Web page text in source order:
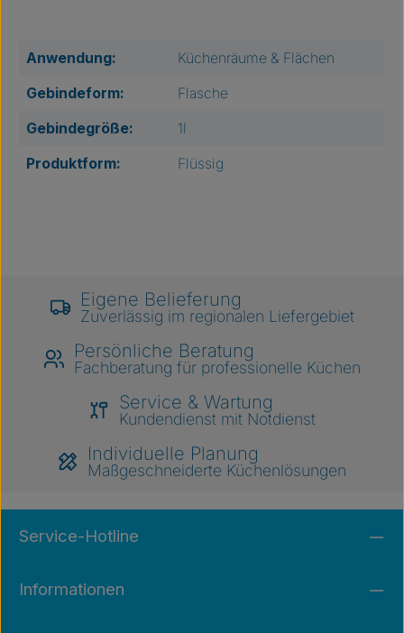
Anwendung: Küchenräume & Flächen
Gebindeform: Flasche
Gebindegröße: 1l
Produktform: Flüssig
Eigene Belieferung
Zuverlässig im regionalen Liefergebiet
Persönliche Beratung
Fachberatung für professionelle Küchen
Service & Wartung
Kundendienst mit Notdienst
Individuelle Planung
Maßgeschneiderte Küchenlösungen
Service-Hotline
Informationen